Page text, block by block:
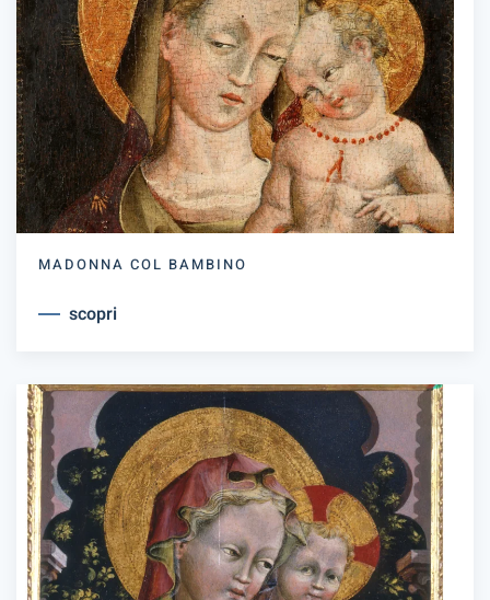
MADONNA COL BAMBINO
scopri